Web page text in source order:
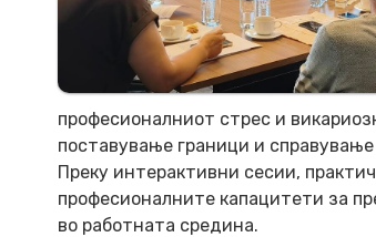
професионалниот стрес и
поставување граници и
Преку интерактивни сесии,
професионалните капацитети за
во работната средина.